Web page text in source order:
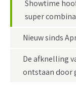
Showtime
super
Nieuw sinds
De afknelling
ontstaan door